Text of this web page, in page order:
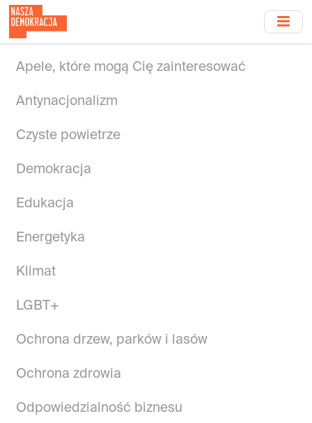
Przejdź
do
treści
głównej
Apele, które mogą Cię zainteresować
Antynacjonalizm
Czyste powietrze
Demokracja
Edukacja
Energetyka
Klimat
LGBT+
Ochrona drzew, parków i lasów
Ochrona zdrowia
Odpowiedzialność biznesu